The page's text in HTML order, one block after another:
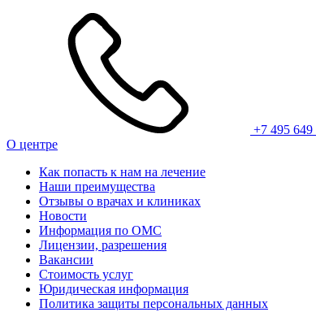
+7 495 649
О центре
Как попасть к нам на лечение
Наши преимущества
Отзывы о врачах и клиниках
Новости
Информация по ОМС
Лицензии, разрешения
Вакансии
Стоимость услуг
Юридическая информация
Политика защиты персональных данных